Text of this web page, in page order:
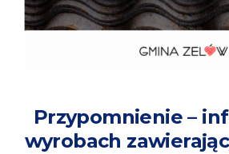
Przypomnienie –
wyrobach